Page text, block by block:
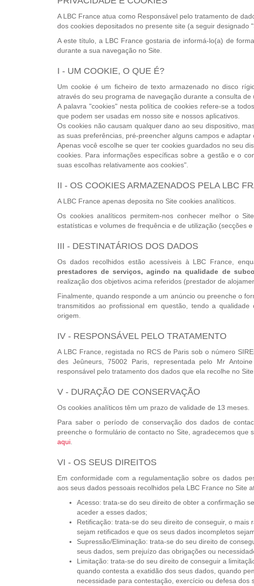
A LBC France atua como Responsável pelo tratamento de
dos cookies depositados no presente site (a seguir designado
A este título, a LBC France gostaria de informá-lo(a) de
durante a sua navegação no Site.
I - UM COOKIE, O QUE É?
Um cookie é um ficheiro de texto armazenado no disco
através do seu programa de navegação durante a consulta de
A palavra "cookies" nesta política de cookies refere-se a
que podem ser usadas em nosso site e nossos aplicativos.
Os cookies não causam qualquer dano ao seu dispositivo,
as suas preferências, pré-preencher alguns campos e adaptar
Apenas você escolhe se quer ter cookies guardados no seu
cookies. Para informações específicas sobre a gestão e o
suas escolhas relativamente aos cookies".
II - OS COOKIES ARMAZENADOS PELA LBC
A LBC France apenas deposita no Site cookies analíticos.
Os cookies analíticos permitem-nos conhecer melhor o
estatísticas e volumes de frequência e de utilização (secções
III - DESTINATÁRIOS DOS DADOS
Os dados recolhidos estão acessíveis à LBC France,
prestadores de serviços, agindo na qualidade de
realização dos objetivos acima referidos (prestador de
Finalmente, quando responde a um anúncio ou preenche o
transmitidos ao profissional em questão, tendo a
origem.
IV - RESPONSÁVEL PELO TRATAMENTO
A LBC France, registada no RCS de Paris sob o número
des Jeûneurs, 75002 Paris, representada pelo Mr
responsável pelo tratamento dos dados que ela recolhe no Site.
V - DURAÇÃO DE CONSERVAÇÃO
Os cookies analíticos têm um prazo de validade de 13 meses.
Para saber o período de conservação dos dados de
preenche o formulário de contacto no Site, agradecemos que
aqui
VI - OS SEUS DIREITOS
Em conformidade com a regulamentação sobre os dados
aos seus dados pessoais recolhidos pela LBC France no Site
Acesso: trata-se do seu direito de obter a confirmação
aceder a esses dados;
Retificação: trata-se do seu direito de conseguir, o
sejam retificados e que os seus dados incompletos
Supressão/Eliminação: trata-se do seu direito de
seus dados, sem prejuízo das obrigações ou
Limitação: trata-se do seu direito de conseguir a
quando contesta a exatidão dos seus dados, quando
necessidade para contestação, exercício ou defesa dos